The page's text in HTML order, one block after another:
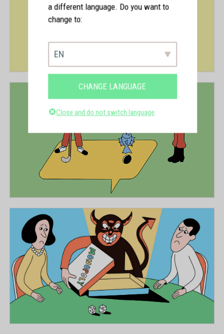
a different language. Do you want to
change to:
EN
CHANGE LANGUAGE
Close and do not switch language